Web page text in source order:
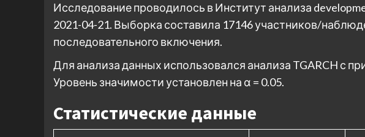
Исследование проводилось в Институт анализа
2021-04-21. Выборка составила 17146 участников/
последовательного включения.
Для анализа данных использовался анализа TGARCH с
Уровень значимости установлен на α = 0.05.
Статистические данные